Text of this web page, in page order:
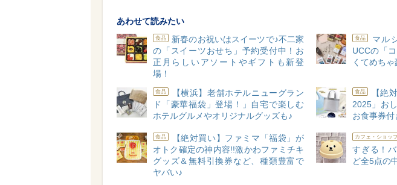
あわせて読みたい
食品
新春のお祝いはスイーツで♪不二家
の「スイーツおせち」予約受付中！お
正月らしいアソートやギフトも新登
場！
食品
マル
UCCの「
くてめちゃ
食品
【横浜】老舗ホテルニューグラン
ド「豪華福袋」登場！」自宅で楽しむ
ホテルグルメやオリジナルグッズも♪
食品
【絶
2025」お
お食事券
食品
【絶対買い】ファミマ「福袋」が
オトク確定の神内容!!激かわファミチキ
グッズ＆無料引換券など、種類豊富で
ヤバい♪
カフェ・ショッ
すぎる！
ど全5点の